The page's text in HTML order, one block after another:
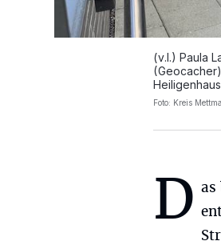
(v.l.) Paula
Foto: Kreis
D as